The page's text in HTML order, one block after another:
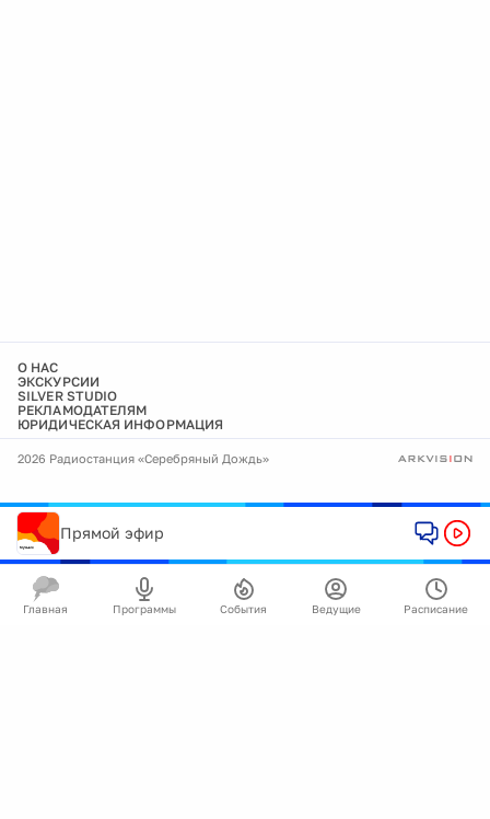
О НАС
ЭКСКУРСИИ
SILVER STUDIO
РЕКЛАМОДАТЕЛЯМ
ЮРИДИЧЕСКАЯ ИНФОРМАЦИЯ
2026 Радиостанция «Серебряный Дождь»
Прямой эфир
Главная Программы События Ведущие Расписание